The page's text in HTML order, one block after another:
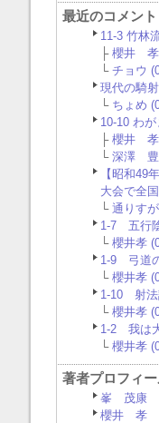
最近のコメント
11-3 竹林
├ 櫻井 孝
└ チョウ
現代の騎射
└ ちょめ
10-10 わ
├ 櫻井 孝
└ 深澤 豊
【昭和49
大会で全
└ 通りす
1-7 五行
└ 櫻井孝
1-9 弓道
└ 櫻井孝
1-10 射法
└ 櫻井孝
1-2 我は
└ 櫻井孝
著者プロフィ
峯 茂康
櫻井 孝